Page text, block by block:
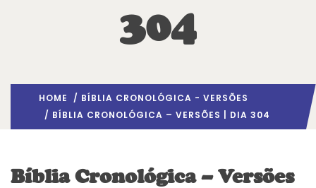
304
HOME / BÍBLIA CRONOLÓGICA - VERSÕES
/ BÍBLIA CRONOLÓGICA – VERSÕES | DIA 304
Bíblia Cronológica – Versões